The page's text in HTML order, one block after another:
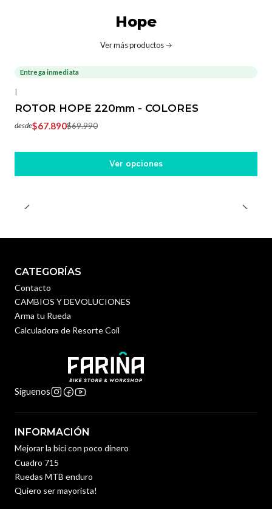
Hope
Ver más productos
-3%OFF
Entrega inmediata
|
ROTOR HOPE 220mm - COLORES
desde$67.890$69.990
Ver opciones
CATEGORÍAS
Contacto
CAMBIOS Y DEVOLUCIONES
Arma tu Rueda
Calculadora de Resorte Coil
Síguenos
INFORMACIÓN
Mejorar la bici con poco dinero
Cuadro 715
Ruedas MTB enduro
Quiero ser mayorista!